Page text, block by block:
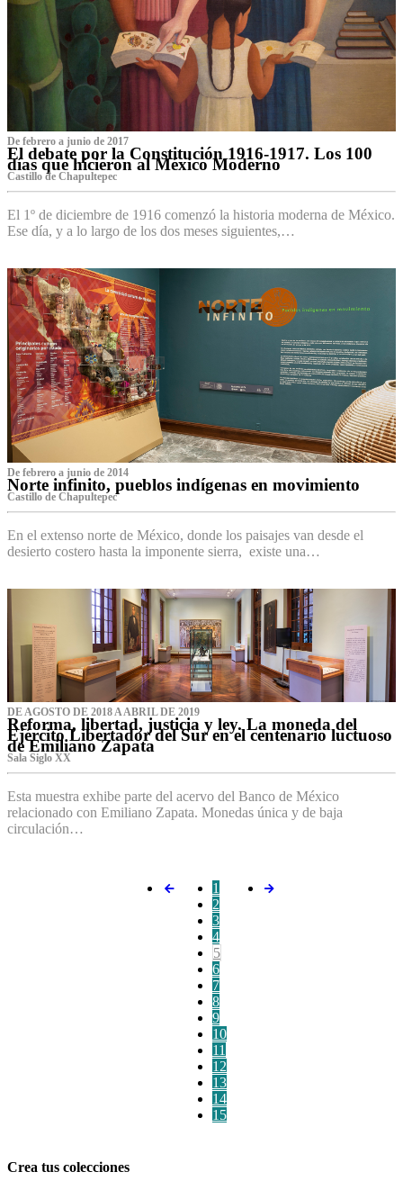
De febrero a junio de 2017
El debate por la Constitución 1916-1917. Los 100
días que hicieron al México Moderno
Castillo de Chapultepec
El 1º de diciembre de 1916 comenzó la historia moderna de México.
Ese día, y a lo largo de los dos meses siguientes,…
De febrero a junio de 2014
Norte infinito, pueblos indígenas en movimiento
Castillo de Chapultepec
En el extenso norte de México, donde los paisajes van desde el
desierto costero hasta la imponente sierra, existe una…
DE AGOSTO DE 2018 A ABRIL DE 2019
Reforma, libertad, justicia y ley. La moneda del
Ejército Libertador del Sur en el centenario luctuoso
de Emiliano Zapata
Sala Siglo XX
Esta muestra exhibe parte del acervo del Banco de México
relacionado con Emiliano Zapata. Monedas única y de baja
circulación…
1
2
3
4
5
6
7
8
9
10
11
12
13
14
15
Crea tus colecciones